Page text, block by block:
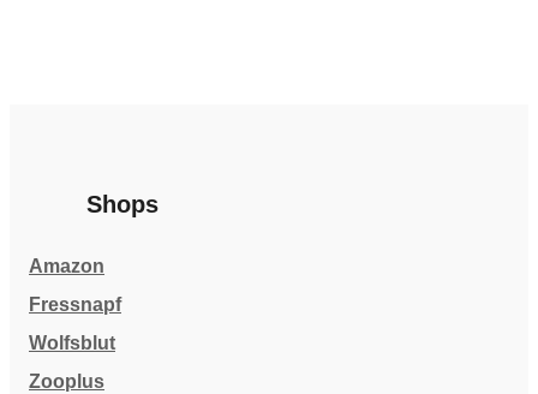
Shops
Amazon
Fressnapf
Wolfsblut
Zooplus